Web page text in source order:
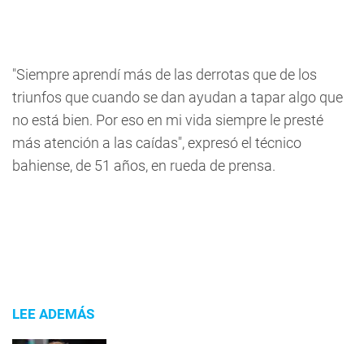
"Siempre aprendí más de las derrotas que de los
triunfos que cuando se dan ayudan a tapar algo que
no está bien. Por eso en mi vida siempre le presté
más atención a las caídas", expresó el técnico
bahiense, de 51 años, en rueda de prensa.
LEE ADEMÁS